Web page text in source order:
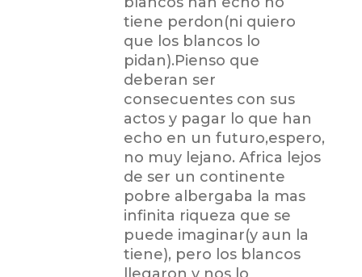
tiene perdon(ni quiero
que los blancos lo
pidan).Pienso que
deberan ser
consecuentes con sus
actos y pagar lo que han
echo en un futuro,espero,
no muy lejano. Africa lejos
de ser un continente
pobre albergaba la mas
infinita riqueza que se
puede imaginar(y aun la
tiene), pero los blancos